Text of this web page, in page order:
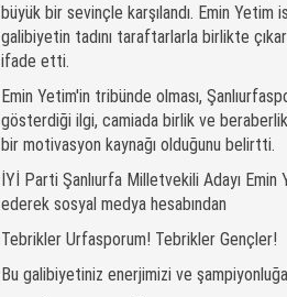
büyük bir sevinçle karşılandı. Emin Yetim
galibiyetin tadını taraftarlarla birlikte
ifade etti.
Emin Yetim'in tribünde olması,
gösterdiği ilgi, camiada birlik ve
bir motivasyon kaynağı olduğunu belirtti.
İYİ Parti Şanlıurfa Milletvekili Adayı Emin
ederek sosyal medya hesabından
Tebrikler Urfasporum! Tebrikler Gençler!
Bu galibiyetiniz enerjimizi ve şampiyonluğa